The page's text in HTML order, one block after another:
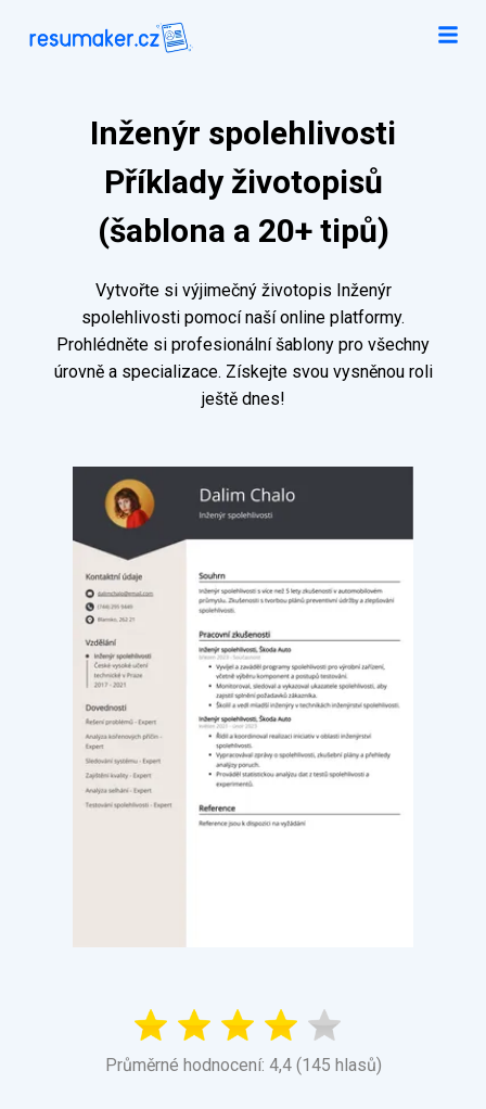
Inženýr spolehlivosti
Příklady životopisů
(šablona a 20+ tipů)
Vytvořte si výjimečný životopis Inženýr
spolehlivosti pomocí naší online platformy.
Prohlédněte si profesionální šablony pro všechny
úrovně a specializace. Získejte svou vysněnou roli
ještě dnes!
Průměrné hodnocení: 4,4 (145 hlasů)